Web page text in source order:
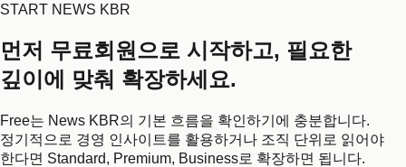
START NEWS KBR
먼저 무료회원으로 시작하고, 필요한
깊이에 맞춰 확장하세요.
Free는 News KBR의 기본 흐름을 확인하기에 충분합니다.
정기적으로 경영 인사이트를 활용하거나 조직 단위로 읽어야
한다면 Standard, Premium, Business로 확장하면 됩니다.